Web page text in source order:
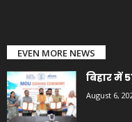
EVEN MORE NEWS
बिहार में
August 6,